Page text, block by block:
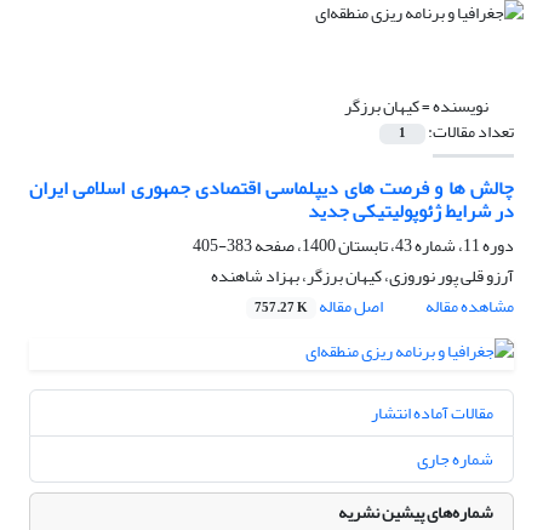
نویسنده =کیهان برزگر
تعداد مقالات: 1
چالش ها و فرصت های دیپلماسی اقتصادی جمهوری اسلامی ایران
در شرایط ژئوپولیتیکی جدید
دوره 11، شماره 43، تابستان 1400، صفحه
383-405
آرزو قلی پور نوروزی، کیهان برزگر، بهزاد شاهنده
مشاهده مقاله
اصل مقاله 757.27 K
مقالات آماده انتشار
شماره جاری
شماره‌های پیشین نشریه